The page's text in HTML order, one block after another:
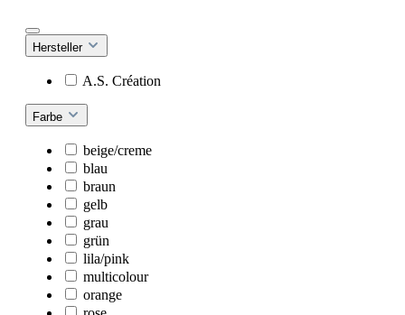
Hersteller
A.S. Création
Farbe
beige/creme
blau
braun
gelb
grau
grün
lila/pink
multicolour
orange